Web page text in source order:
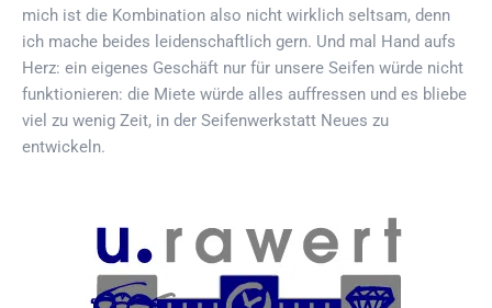
mich ist die Kombination also nicht wirklich seltsam, denn
ich mache beides leidenschaftlich gern. Und mal Hand aufs
Herz: ein eigenes Geschäft nur für unsere Seifen würde nicht
funktionieren: die Miete würde alles auffressen und es bliebe
viel zu wenig Zeit, in der Seifenwerkstatt Neues zu
entwickeln.